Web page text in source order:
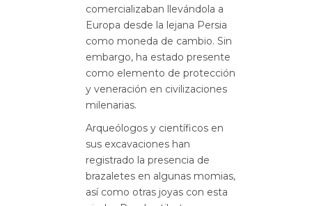
comercializaban llevándola a
Europa desde la lejana Persia
como moneda de cambio. Sin
embargo, ha estado presente
como elemento de protección
y veneración en civilizaciones
milenarias.
Arqueólogos y científicos en
sus excavaciones han
registrado la presencia de
brazaletes en algunas momias,
así como otras joyas con esta